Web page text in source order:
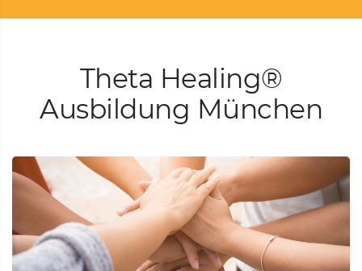
Theta Healing®
Ausbildung München